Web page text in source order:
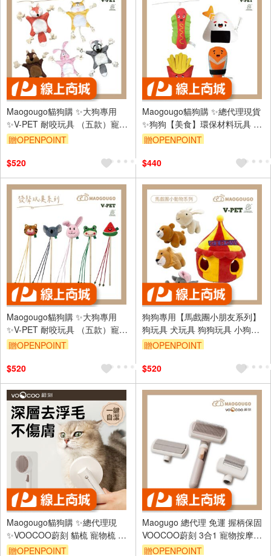
Maogougo貓狗購 ✨大狗專用
✨V-PET 耐咬玩具 （五款）寵物
玩具 狗玩具 狗狗玩具 發聲玩具
贈OPENPOINT
$520
Maogougo貓狗購 ✨總代理現貨
✨狗狗【美食】環保材料玩具 V-
PET 玩偶 （共4款）寵物玩具 狗
贈OPENPOINT
$440
Maogougo貓狗購 ✨大狗專用
✨V-PET 耐咬玩具 （五款）寵物
玩具 狗玩具 狗狗玩具 發聲玩具
贈OPENPOINT
$520
狗狗專用【馬戲團小朋友系列】
狗玩具 犬玩具 狗狗玩具 小狗玩
具 狗娃娃 寵物 發聲玩具 V-PET
贈OPENPOINT
$520
Maogougo貓狗購 ✨總代理現
✨VOOCOO蔚刻 貓梳 寵物梳 除
毛梳 廢毛梳 貓咪梳 梳毛 貓毛梳
贈OPENPOINT
Maogugo 總代理 免運 握柄保固
VOOCOO蔚刻 3合1 寵物按摩梳
寵物梳子 寵物美容梳 寵物除毛
贈OPENPOINT